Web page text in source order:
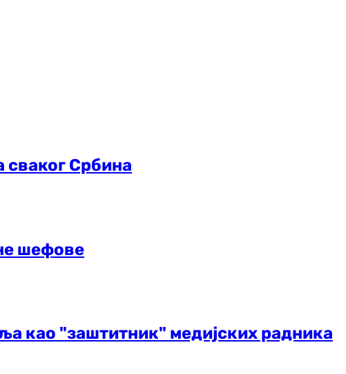
Србина
шефове
као "заштитник" медијских радника